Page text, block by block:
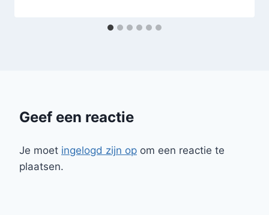
Geef een reactie
Je moet ingelogd zijn op om een reactie te
plaatsen.